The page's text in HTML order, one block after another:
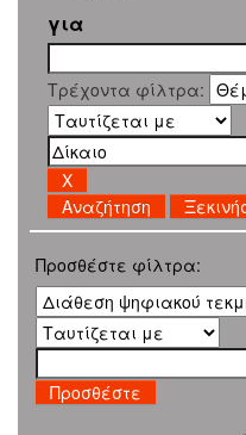
για
Τρέχοντα φίλτρα:
Προσθέστε φίλτρα: